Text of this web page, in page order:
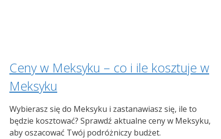
Ceny w Meksyku – co i ile kosztuje w
Meksyku
Wybierasz się do Meksyku i zastanawiasz się, ile to
będzie kosztować? Sprawdź aktualne ceny w Meksyku,
aby oszacować Twój podróżniczy budżet.